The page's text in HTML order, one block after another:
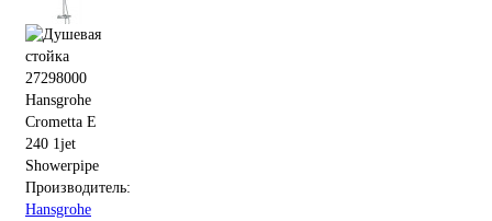
Производитель:
Hansgrohe